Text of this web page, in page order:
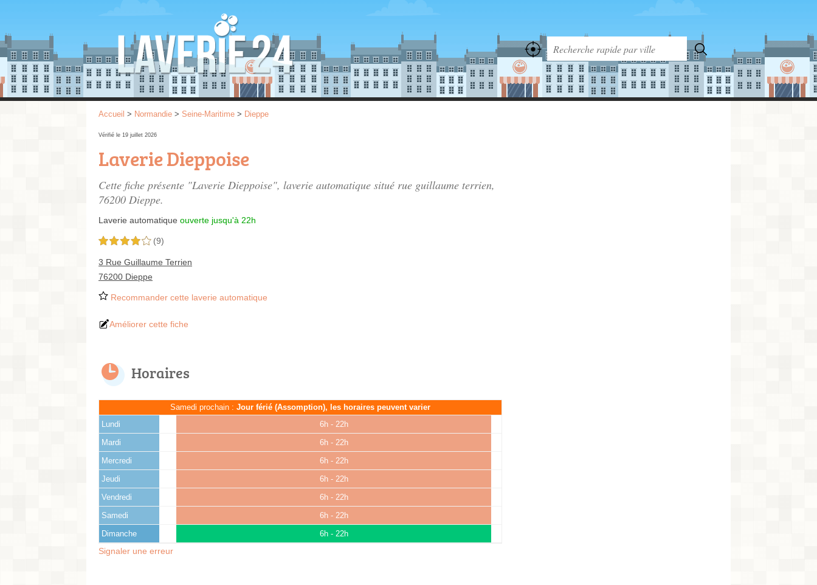
Accueil > Normandie > Seine-Maritime > Dieppe
Vérifié le 19 juillet 2026
Laverie Dieppoise
Cette fiche présente "Laverie Dieppoise", laverie automatique situé rue guillaume terrien,
76200 Dieppe.
Laverie automatique ouverte jusqu'à 22h
4,0 étoiles sur 5 (9)
3 Rue Guillaume Terrien
76200 Dieppe
Recommander cette laverie automatique
Améliorer cette fiche
Horaires
Samedi prochain : Jour férié (Assomption), les horaires peuvent varier
Lundi
6h - 22h
Mardi 6h - 22h
Mercredi 6h - 22h
Jeudi 6h - 22h
Vendredi 6h - 22h
Samedi 6h - 22h
Dimanche 6h - 22h
Signaler une erreur